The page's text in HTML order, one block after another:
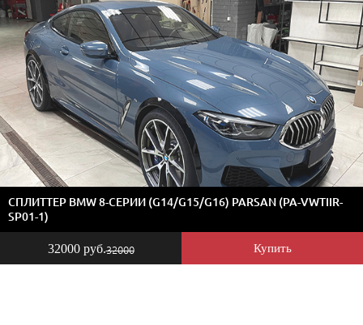
32000 руб.32000 Купить
СПЛИТТЕР BMW 8-СЕРИИ (G14/G15/G16) PARSAN (PA-VWTIIR-
SP01-1)